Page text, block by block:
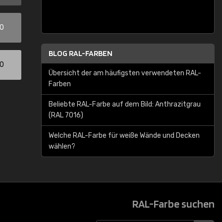
BLOG RAL-FARBEN
Übersicht der am häufigsten verwendeten RAL-
Farben
Beliebte RAL-Farbe auf dem Bild: Anthrazitgrau
(RAL 7016)
Welche RAL-Farbe für weiße Wände und Decken
wählen?
RAL-Farbe suchen